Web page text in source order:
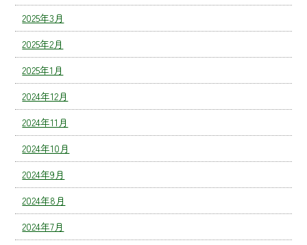
2025年3月
2025年2月
2025年1月
2024年12月
2024年11月
2024年10月
2024年9月
2024年8月
2024年7月